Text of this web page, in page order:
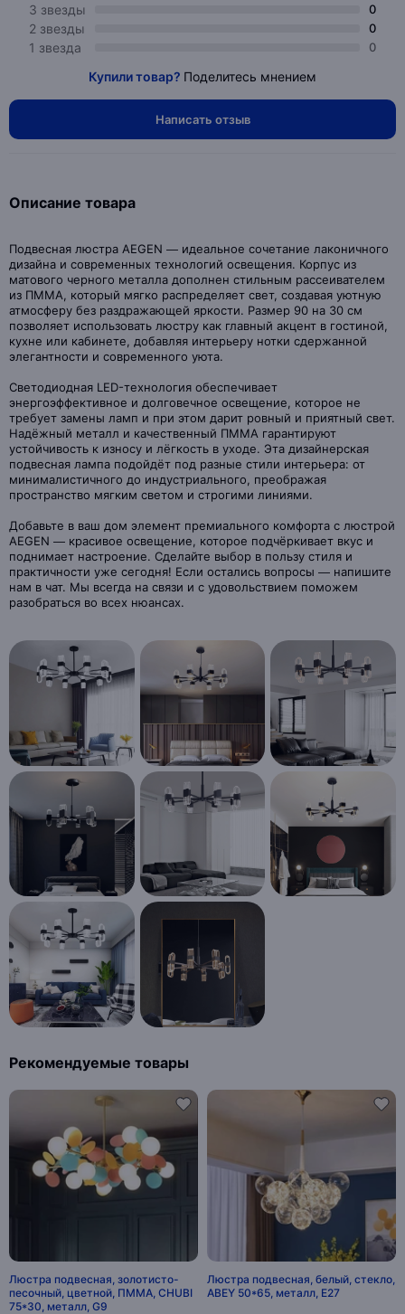
3 звезды 0
2 звезды 0
1 звезда 0
Купили товар? Поделитесь мнением
Написать отзыв
Описание товара
Подвесная люстра AEGEN — идеальное сочетание лаконичного
дизайна и современных технологий освещения. Корпус из
матового черного металла дополнен стильным рассеивателем
из ПММА, который мягко распределяет свет, создавая уютную
атмосферу без раздражающей яркости. Размер 90 на 30 см
позволяет использовать люстру как главный акцент в гостиной,
кухне или кабинете, добавляя интерьеру нотки сдержанной
элегантности и современного уюта.
Светодиодная LED-технология обеспечивает
энергоэффективное и долговечное освещение, которое не
требует замены ламп и при этом дарит ровный и приятный свет.
Надёжный металл и качественный ПММА гарантируют
устойчивость к износу и лёгкость в уходе. Эта дизайнерская
подвесная лампа подойдёт под разные стили интерьера: от
минималистичного до индустриального, преображая
пространство мягким светом и строгими линиями.
Добавьте в ваш дом элемент премиального комфорта с люстрой
AEGEN — красивое освещение, которое подчёркивает вкус и
поднимает настроение. Сделайте выбор в пользу стиля и
практичности уже сегодня! Если остались вопросы — напишите
нам в чат. Мы всегда на связи и с удовольствием поможем
разобраться во всех нюансах.
Рекомендуемые товары
Люстра подвесная, золотисто-
песочный, цветной, ПММА, CHUBI
75*30, металл, G9
Люстра подвесная, белый, стекло,
ABEY 50*65, металл, Е27